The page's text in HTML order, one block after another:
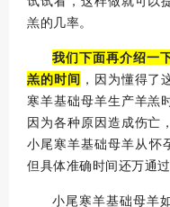
羔的几率。
我们下面再介绍一
羔的时间 ，因为懂得了
寒羊基础母羊生产羊羔
因为各种原因造成伤亡
小尾寒羊基础母羊从怀
但具体准确时间还万通
小尾寒羊基础母羊